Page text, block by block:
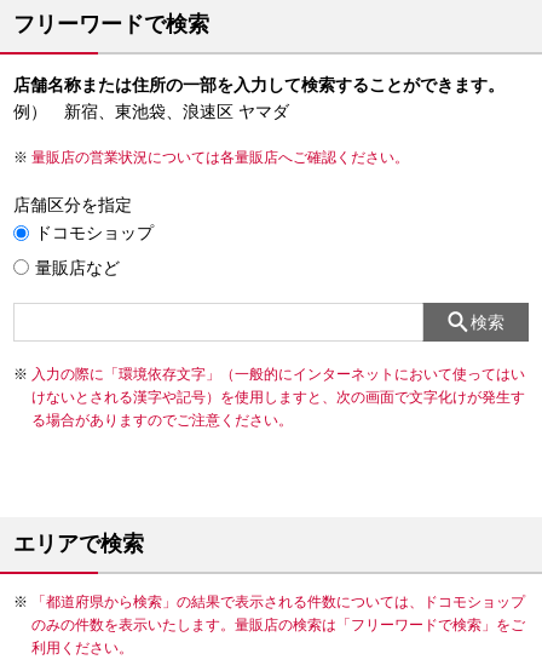
フリーワードで検索
店舗名称または住所の一部を入力して検索することができます。
例） 新宿、東池袋、浪速区 ヤマダ
量販店の営業状況については各量販店へご確認ください。
店舗区分を指定
ドコモショップ
量販店など
検索
入力の際に「環境依存文字」（一般的にインターネットにおいて使ってはい
けないとされる漢字や記号）を使用しますと、次の画面で文字化けが発生す
る場合がありますのでご注意ください。
エリアで検索
「都道府県から検索」の結果で表示される件数については、ドコモショップ
のみの件数を表示いたします。量販店の検索は「フリーワードで検索」をご
利用ください。